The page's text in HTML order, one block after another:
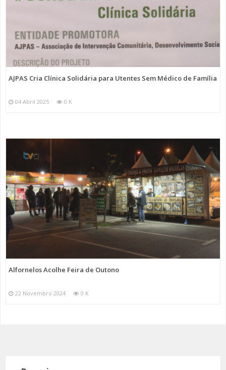
AJPAS Cria Clínica Solidária para Utentes Sem Médico de Família
04 Abril 2025 0 K
Alfornelos Acolhe Feira de Outono
22 Novembro 2024 0 K